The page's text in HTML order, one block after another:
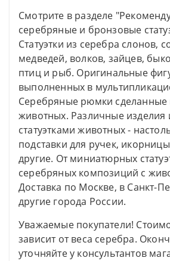
Смотрите в разделе
серебряные и бронзовые
Статуэтки из серебра слонов,
медведей, волков, зайцев,
птиц и рыб. Оригинальные
выполненных в
Серебряные рюмки сделанные
животных. Различные изделия
статуэтками животных -
подставки для ручек,
другие. От миниатюрных
серебряных композиций с
Доставка по Москве, в Санкт-
другие города России.
Уважаемые покупатели!
зависит от веса серебра.
уточняйте у консультантов